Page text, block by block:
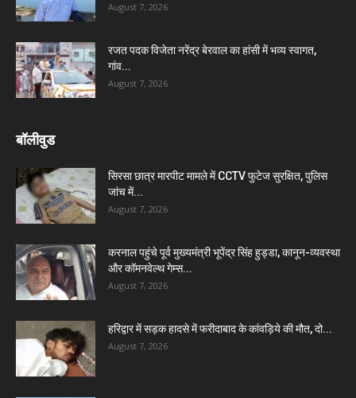
August 7, 2026
रजत पदक विजेता नरेंद्र बेरवाल का हांसी में भव्य स्वागत,
गांव...
August 7, 2026
बॉलीवुड
सिरसा छात्र मारपीट मामले में CCTV फुटेज सुरक्षित, पुलिस
जांच में...
August 7, 2026
करनाल पहुंचे पूर्व मुख्यमंत्री भूपेंद्र सिंह हुड्डा, कानून-व्यवस्था
और कॉमनवेल्थ गेम्स...
August 7, 2026
हरिद्वार में सड़क हादसे में फरीदाबाद के कांवड़िये की मौत, दो...
August 7, 2026